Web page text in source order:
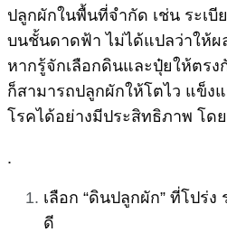
ปลูกผักในพื้นที่จำกัด เช่น ระเบี
บนชั้นดาดฟ้า ไม่ได้แปลว่าให้ผ
หากรู้จักเลือกดินและปุ๋ยให้ตร
ก็สามารถปลูกผักให้โตไว แข็ง
โรคได้อย่างมีประสิทธิภาพ โด
.
เลือก “ดินปลูกผัก” ที่โปร่
ดี